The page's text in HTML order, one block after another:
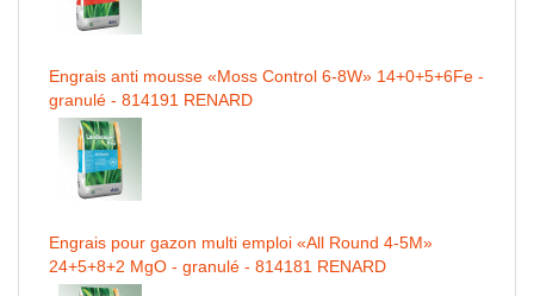
Engrais anti mousse «Moss Control 6-8W» 14+0+5+6Fe -
granulé - 814191 RENARD
Engrais pour gazon multi emploi «All Round 4-5M»
24+5+8+2 MgO - granulé - 814181 RENARD